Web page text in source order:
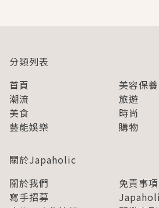
分類列表
首頁
美容保養
潮流
旅遊
美食
時尚
藝能娛樂
購物
關於Japaholic
關於我們
免責事項
寫手招募